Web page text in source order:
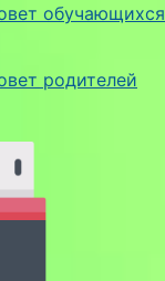
обучающихся
родителей